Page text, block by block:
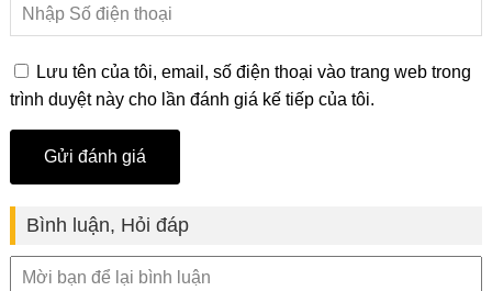
Lưu tên của tôi, email, số điện thoại vào trang web trong
trình duyệt này cho lần đánh giá kế tiếp của tôi.
Bình luận, Hỏi đáp